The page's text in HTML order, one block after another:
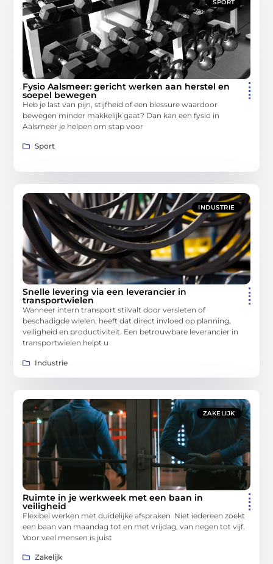
SPORT
Fysio Aalsmeer: gericht werken aan herstel en
soepel bewegen
Heb je last van pijn, stijfheid of een blessure waardoor
bewegen minder makkelijk gaat? Dan kan een fysio in
Aalsmeer je helpen om stap voor
Sport
INDUSTRIE
Snelle levering via een leverancier in
transportwielen
Wanneer intern transport stilvalt door versleten of
beschadigde wielen, heeft dat direct invloed op planning,
veiligheid en productiviteit. Een betrouwbare leverancier in
transportwielen helpt u
Industrie
ZAKELIJK
Ruimte in je werkweek met een baan in
veiligheid
Flexibel werken met duidelijke afspraken Niet iedereen zoekt
een baan van maandag tot en met vrijdag, van negen tot vijf.
Voor veel mensen is juist
Zakelijk